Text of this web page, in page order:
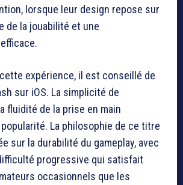
lorsque leur design repose sur
de la jouabilité et une
expérience, il est conseillé de
sur iOS. La simplicité de
fluidité de la prise en main
La philosophie de ce titre
sur la durabilité du gameplay, avec
progressive qui satisfait
occasionnels que les